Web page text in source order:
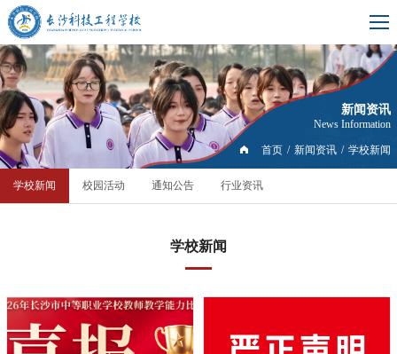
新闻资讯
News Information
首页 / 新闻资讯 / 学校新闻
学校新闻 校园活动 通知公告 行业资讯
学校新闻